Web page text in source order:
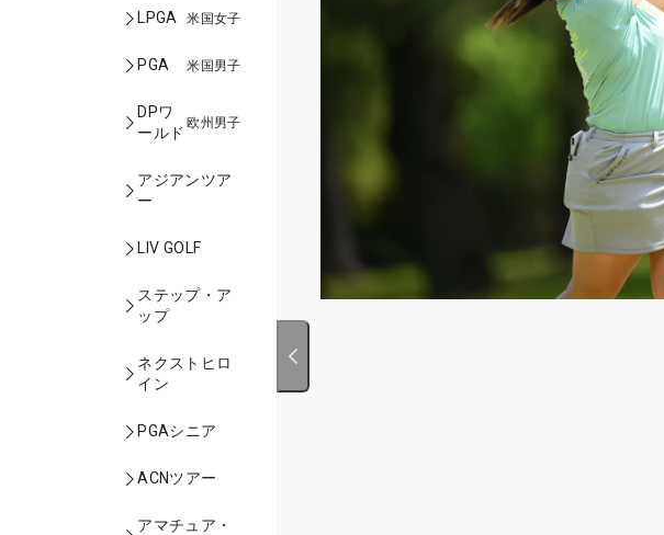
LPGA 米国女子
PGA 米国男子
DPワ
ールド
欧州男子
アジアンツア
ー
LIV GOLF
ステップ・ア
ップ
ネクストヒロ
イン
PGAシニア
ACNツアー
アマチュア・